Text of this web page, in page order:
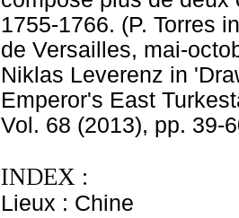
1755-1766. (P. Torres
de Versailles, mai-
Niklas Leverenz in
Emperor's East
Vol. 68 (2013), pp. 39-
INDEX :
Lieux : Chine